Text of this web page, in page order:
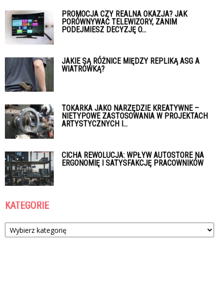
PROMOCJA CZY REALNA OKAZJA? JAK
PORÓWNYWAĆ TELEWIZORY, ZANIM
PODEJMIESZ DECYZJĘ O...
JAKIE SĄ RÓŻNICE MIĘDZY REPLIKĄ ASG A
WIATRÓWKĄ?
TOKARKA JAKO NARZĘDZIE KREATYWNE –
NIETYPOWE ZASTOSOWANIA W PROJEKTACH
ARTYSTYCZNYCH I...
CICHA REWOLUCJA: WPŁYW AUTOSTORE NA
ERGONOMIĘ I SATYSFAKCJĘ PRACOWNIKÓW
KATEGORIE
Kategorie